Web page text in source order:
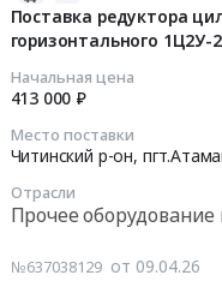
Поставка редуктора
горизонтального 1Ц2У-
Начальная цена
413 000 ₽
Место поставки
Читинский р-он,
Отрасли
Прочее
№637038129 от 09.04.26